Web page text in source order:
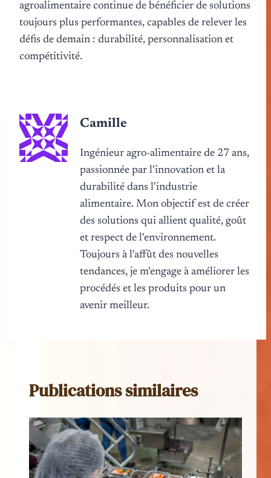
agroalimentaire continue de bénéficier de solutions
toujours plus performantes, capables de relever les
défis de demain : durabilité, personnalisation et
compétitivité.
Camille
Ingénieur agro-alimentaire de 27 ans,
passionnée par l'innovation et la
durabilité dans l'industrie
alimentaire. Mon objectif est de créer
des solutions qui allient qualité, goût
et respect de l'environnement.
Toujours à l'affût des nouvelles
tendances, je m'engage à améliorer les
procédés et les produits pour un
avenir meilleur.
Publications similaires